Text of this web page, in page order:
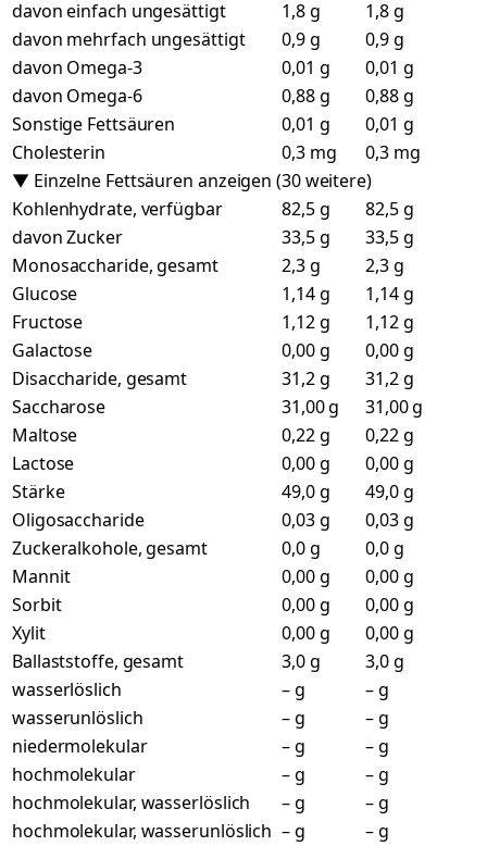
davon einfach ungesättigt 1,8 g
1,8 g
davon mehrfach ungesättigt
0,9 g
0,9 g
davon Omega-3
0,01 g
0,01 g
davon Omega-6
0,88 g
0,88 g
Sonstige Fettsäuren
0,01 g
0,01 g
Cholesterin
0,3 mg
0,3 mg
▼ Einzelne Fettsäuren anzeigen (30 weitere)
Kohlenhydrate, verfügbar
82,5 g
82,5 g
davon Zucker
33,5 g
33,5 g
Monosaccharide, gesamt
2,3 g
2,3 g
Glucose
1,14 g
1,14 g
Fructose
1,12 g
1,12 g
Galactose
0,00 g
0,00 g
Disaccharide, gesamt
31,2 g
31,2 g
Saccharose
31,00 g
31,00 g
Maltose
0,22 g
0,22 g
Lactose
0,00 g
0,00 g
Stärke
49,0 g
49,0 g
Oligosaccharide
0,03 g
0,03 g
Zuckeralkohole, gesamt
0,0 g
0,0 g
Mannit
0,00 g
0,00 g
Sorbit
0,00 g
0,00 g
Xylit
0,00 g
0,00 g
Ballaststoffe, gesamt
3,0 g
3,0 g
wasserlöslich
– g
– g
wasserunlöslich
– g
– g
niedermolekular
– g
– g
hochmolekular
– g
– g
hochmolekular, wasserlöslich
– g
– g
hochmolekular, wasserunlöslich – g
– g